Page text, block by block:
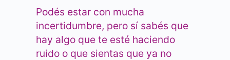
Podés estar con mucha
incertidumbre, pero sí sabés que
hay algo que te esté haciendo
ruido o que sientas que ya no